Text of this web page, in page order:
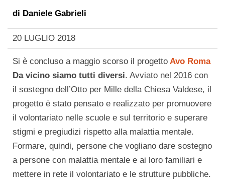
di Daniele Gabrieli
20 LUGLIO 2018
Si è concluso a maggio scorso il progetto Avo Roma
Da vicino siamo tutti diversi. Avviato nel 2016 con
il sostegno dell’Otto per Mille della Chiesa Valdese, il
progetto è stato pensato e realizzato per promuovere
il volontariato nelle scuole e sul territorio e superare
stigmi e pregiudizi rispetto alla malattia mentale.
Formare, quindi, persone che vogliano dare sostegno
a persone con malattia mentale e ai loro familiari e
mettere in rete il volontariato e le strutture pubbliche.